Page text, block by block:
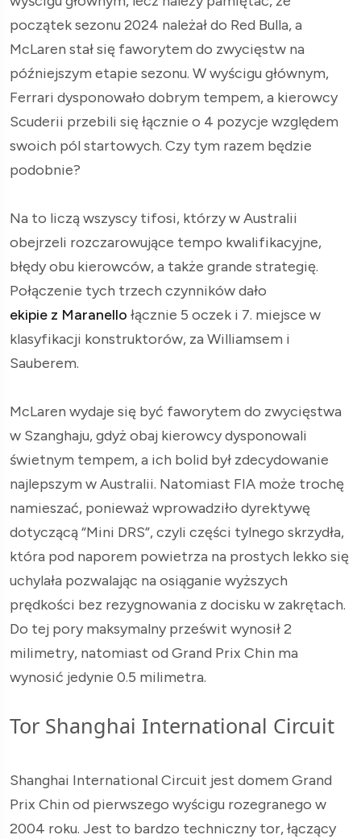
początek sezonu 2024 należał do Red Bulla, a
McLaren stał się faworytem do zwycięstw na
późniejszym etapie sezonu. W wyścigu głównym,
Ferrari dysponowało dobrym tempem, a kierowcy
Scuderii przebili się łącznie o 4 pozycje względem
swoich pól startowych. Czy tym razem będzie
podobnie?
Na to liczą wszyscy tifosi, którzy w Australii
obejrzeli rozczarowujące tempo kwalifikacyjne,
błędy obu kierowców, a także grande strategię.
Połączenie tych trzech czynników dało
ekipie z Maranello łącznie 5 oczek i 7. miejsce w
klasyfikacji konstruktorów, za Williamsem i
Sauberem.
McLaren wydaje się być faworytem do zwycięstwa
w Szanghaju, gdyż obaj kierowcy dysponowali
świetnym tempem, a ich bolid był zdecydowanie
najlepszym w Australii. Natomiast FIA może trochę
namieszać, ponieważ wprowadziło dyrektywę
dotyczącą “Mini DRS”, czyli części tylnego skrzydła,
która pod naporem powietrza na prostych lekko się
uchylała pozwalając na osiąganie wyższych
prędkości bez rezygnowania z docisku w zakrętach.
Do tej pory maksymalny prześwit wynosił 2
milimetry, natomiast od Grand Prix Chin ma
wynosić jedynie 0.5 milimetra.
Tor Shanghai International Circuit
Shanghai International Circuit jest domem Grand
Prix Chin od pierwszego wyścigu rozegranego w
2004 roku. Jest to bardzo techniczny tor, łączący